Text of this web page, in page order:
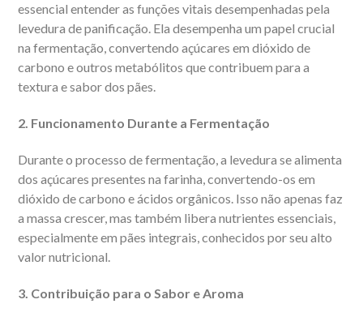
essencial entender as funções vitais desempenhadas pela
levedura de panificação. Ela desempenha um papel crucial
na fermentação, convertendo açúcares em dióxido de
carbono e outros metabólitos que contribuem para a
textura e sabor dos pães.
2. Funcionamento Durante a Fermentação
Durante o processo de fermentação, a levedura se alimenta
dos açúcares presentes na farinha, convertendo-os em
dióxido de carbono e ácidos orgânicos. Isso não apenas faz
a massa crescer, mas também libera nutrientes essenciais,
especialmente em pães integrais, conhecidos por seu alto
valor nutricional.
3. Contribuição para o Sabor e Aroma